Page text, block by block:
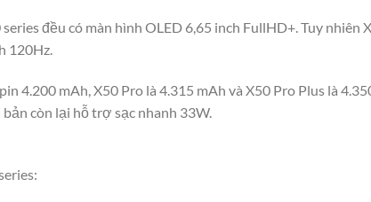
đều có màn hình OLED 6,65 inch FullHD+. Tuy nhiên
120Hz.
4.200 mAh, X50 Pro là 4.315 mAh và X50 Pro Plus là
còn lại hỗ trợ sạc nhanh 33W.